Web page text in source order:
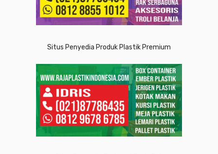
Situs Penyedia Produk Plastik Premium